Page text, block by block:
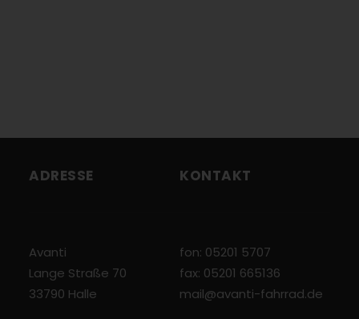
ADRESSE
Avanti
Lange Straße 70
33790 Halle
KONTAKT
fon: 05201 5707
fax: 05201 665136
mail@avanti-fahrrad.de